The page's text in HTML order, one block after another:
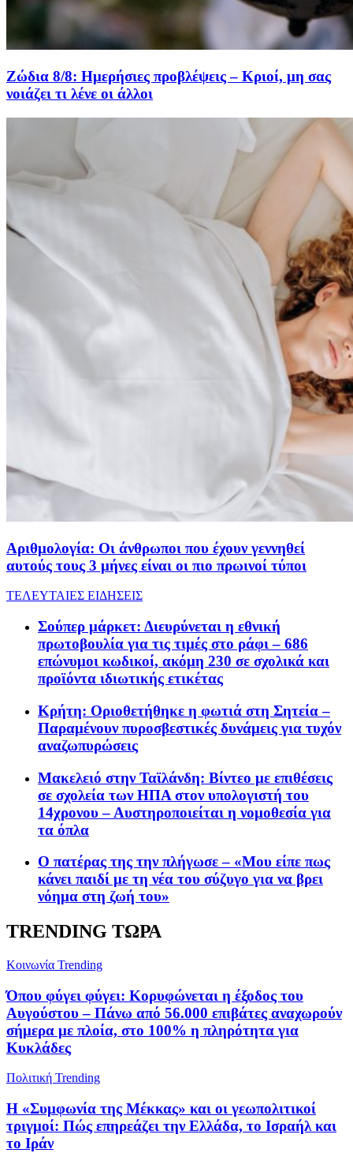
Ζώδια 8/8: Ημερήσιες προβλέψεις – Κριοί, μη σας
νοιάζει τι λένε οι άλλοι
Αριθμολογία: Οι άνθρωποι που έχουν γεννηθεί
αυτούς τους 3 μήνες είναι οι πιο πρωινοί τύποι
ΤΕΛΕΥΤΑΙΕΣ ΕΙΔΗΣΕΙΣ
Σούπερ μάρκετ: Διευρύνεται η εθνική
πρωτοβουλία για τις τιμές στο ράφι – 686
επώνυμοι κωδικοί, ακόμη 230 σε σχολικά και
προϊόντα ιδιωτικής ετικέτας
Κρήτη: Οριοθετήθηκε η φωτιά στη Σητεία –
Παραμένουν πυροσβεστικές δυνάμεις για τυχόν
αναζωπυρώσεις
Μακελειό στην Ταϊλάνδη: Βίντεο με επιθέσεις
σε σχολεία των ΗΠΑ στον υπολογιστή του
14χρονου – Αυστηροποιείται η νομοθεσία για
τα όπλα
Ο πατέρας της την πλήγωσε – «Μου είπε πως
κάνει παιδί με τη νέα του σύζυγο για να βρει
νόημα στη ζωή του»
TRENDING ΤΩΡΑ
Κοινωνία Trending
Όπου φύγει φύγει: Κορυφώνεται η έξοδος του
Αυγούστου – Πάνω από 56.000 επιβάτες αναχωρούν
σήμερα με πλοία, στο 100% η πληρότητα για
Κυκλάδες
Πολιτική Trending
Η «Συμφωνία της Μέκκας» και οι γεωπολιτικοί
τριγμοί: Πώς επηρεάζει την Ελλάδα, το Ισραήλ και
το Ιράν